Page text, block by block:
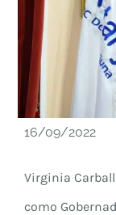
16/09/2022
Virginia
como